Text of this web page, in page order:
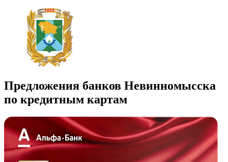
Предложения банков Невинномысска
по кредитным картам